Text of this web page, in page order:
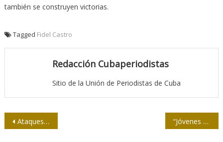
también se construyen victorias.
Tagged Fidel Castro
Redacción Cubaperiodistas
Sitio de la Unión de Periodistas de Cuba
Navegación
Ataques informáticos contra el canal de noticias RT “Jóvenes en el lente” premia a ganadores